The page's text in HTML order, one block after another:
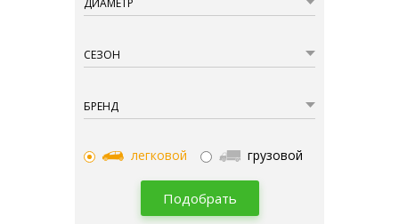
ДИАМЕТР
СЕЗОН
БРЕНД
легковой грузовой
Подобрать